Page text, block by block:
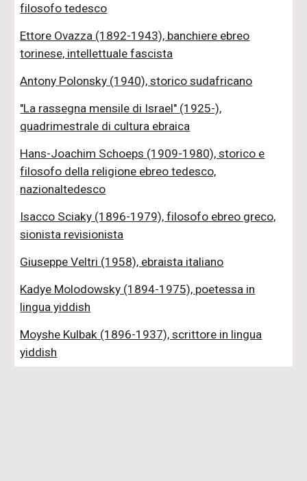
filosofo tedesco
Ettore Ovazza (1892-1943), banchiere ebreo
torinese, intellettuale fascista
Antony Polonsky (1940), storico sudafricano
"La rassegna mensile di Israel" (1925-),
quadrimestrale di cultura ebraica
Hans-Joachim Schoeps (1909-1980), storico e
filosofo della religione ebreo tedesco,
nazionaltedesco
Isacco Sciaky (1896-1979), filosofo ebreo greco,
sionista revisionista
Giuseppe Veltri (1958), ebraista italiano
Kadye Molodowsky (1894-1975), poetessa in
lingua yiddish
Moyshe Kulbak (1896-1937), scrittore in lingua
yiddish